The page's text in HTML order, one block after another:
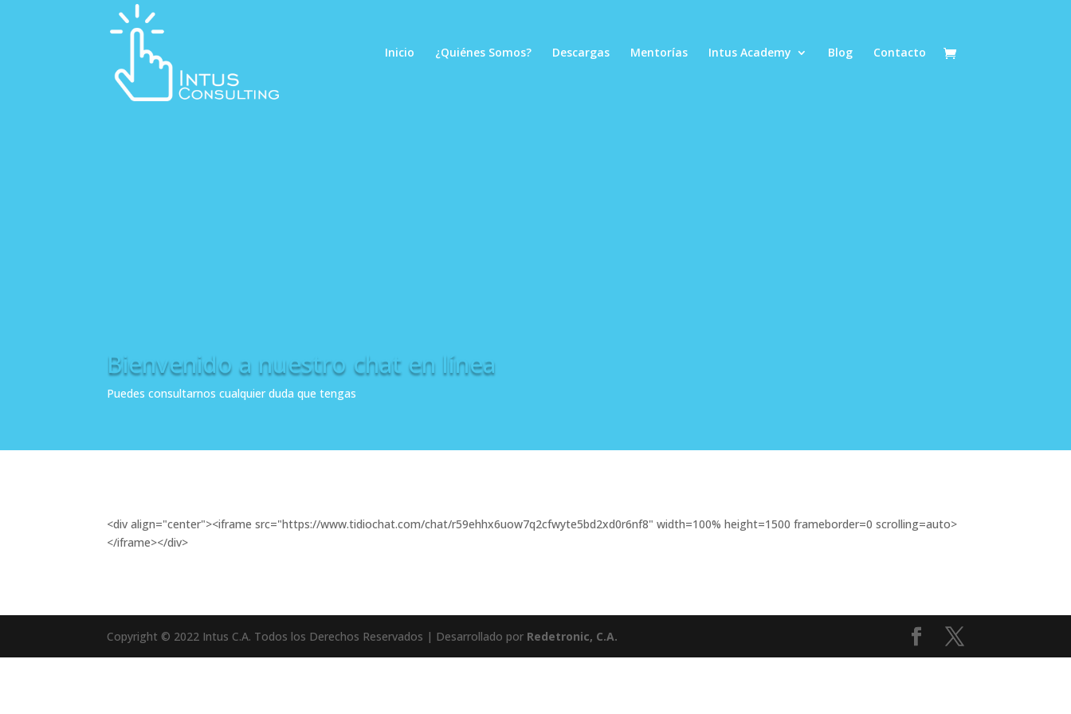
Inicio ¿Quiénes Somos? Descargas Mentorías Intus Academy Blog Contacto
Bienvenido a nuestro chat en línea
Puedes consultarnos cualquier duda que tengas
<div align="center"><iframe src="https://www.tidiochat.com/chat/r59ehhx6uow7q2cfwyte5bd2xd0r6nf8" width=100% height=1500 frameborder=0 scrolling=auto>
</iframe></div>
Copyright © 2022 Intus C.A. Todos los Derechos Reservados | Desarrollado por Redetronic, C.A.